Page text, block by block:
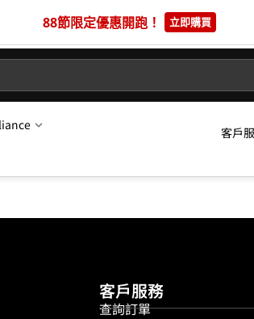
88節限定優惠開跑！ 立即購買
客戶
客戶服務
查詢訂單